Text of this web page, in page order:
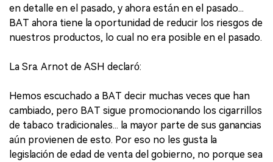
en detalle en el pasado, y ahora están en el pasado...
BAT ahora tiene la oportunidad de reducir los riesgos de
nuestros productos, lo cual no era posible en el pasado.
La Sra. Arnot de ASH declaró:
Hemos escuchado a BAT decir muchas veces que han
cambiado, pero BAT sigue promocionando los cigarrillos
de tabaco tradicionales... la mayor parte de sus ganancias
aún provienen de esto. Por eso no les gusta la
legislación de edad de venta del gobierno, no porque sea